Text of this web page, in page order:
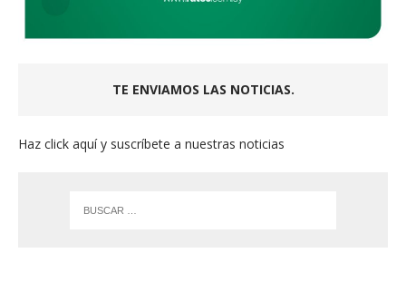
TE ENVIAMOS LAS NOTICIAS.
Haz click aquí y suscríbete a nuestras noticias